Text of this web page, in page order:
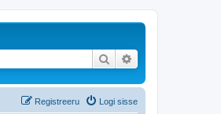
Otsi
Logi sisse
Registreeru